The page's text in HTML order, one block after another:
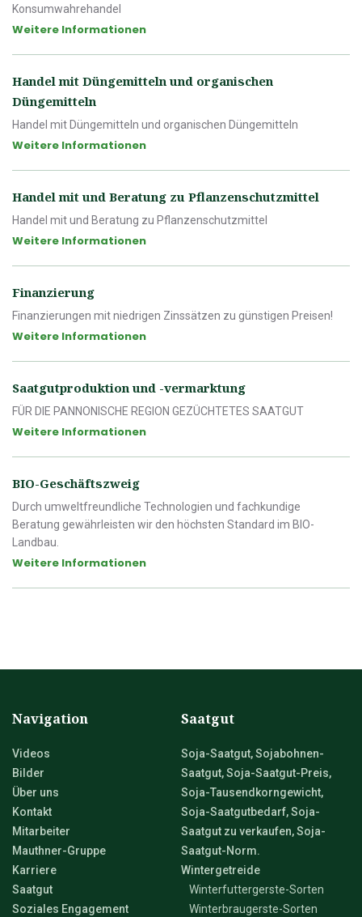
Konsumwahrehandel
Weitere Informationen
Handel mit Düngemitteln und organischen
Düngemitteln
Handel mit Düngemitteln und organischen Düngemitteln
Weitere Informationen
Handel mit und Beratung zu Pflanzenschutzmittel
Handel mit und Beratung zu Pflanzenschutzmittel
Weitere Informationen
Finanzierung
Finanzierungen mit niedrigen Zinssätzen zu günstigen Preisen!
Weitere Informationen
Saatgutproduktion und -vermarktung
FÜR DIE PANNONISCHE REGION GEZÜCHTETES SAATGUT
Weitere Informationen
BIO-Geschäftszweig
Durch umweltfreundliche Technologien und fachkundige
Beratung gewährleisten wir den höchsten Standard im BIO-
Landbau.
Weitere Informationen
Navigation
Videos
Bilder
Über uns
Kontakt
Mitarbeiter
Mauthner-Gruppe
Karriere
Saatgut
Soziales Engagement
Saatgut
Soja-Saatgut, Sojabohnen-
Saatgut, Soja-Saatgut-Preis,
Soja-Tausendkorngewicht,
Soja-Saatgutbedarf, Soja-
Saatgut zu verkaufen, Soja-
Saatgut-Norm.
Wintergetreide
Winterfuttergerste-Sorten
Winterbraugerste-Sorten